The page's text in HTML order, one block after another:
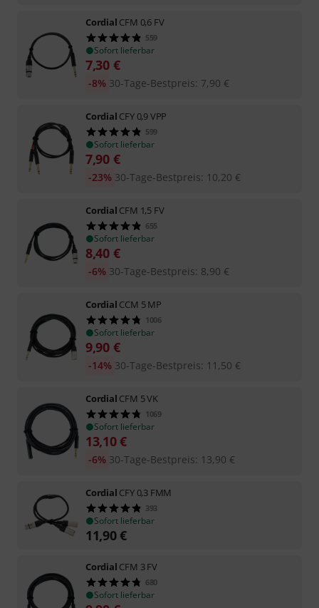
Cordial CFM 0,6 FV
559
Sofort lieferbar
7,30 €
30-Tage-Bestpreis: 7,90 €
-8%
Cordial CFY 0,9 VPP
599
Sofort lieferbar
7,90 €
30-Tage-Bestpreis: 10,20 €
-23%
Cordial CFM 1,5 FV
655
Sofort lieferbar
8,40 €
30-Tage-Bestpreis: 8,90 €
-6%
Cordial CCM 5 MP
1006
Sofort lieferbar
9,90 €
30-Tage-Bestpreis: 11,50 €
-14%
Cordial CFM 5 VK
1069
Sofort lieferbar
13,10€
30-Tage-Bestpreis: 13,90 €
-6%
Cordial CFY 0,3 FMM
393
Sofort lieferbar
11,90€
Cordial CFM 3 FV
680
Sofort lieferbar